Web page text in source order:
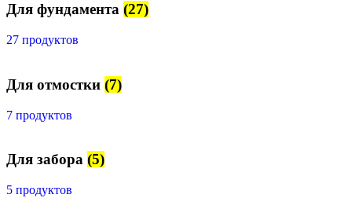
Для фундамента (27)
27 продуктов
Для отмостки (7)
7 продуктов
Для забора (5)
5 продуктов